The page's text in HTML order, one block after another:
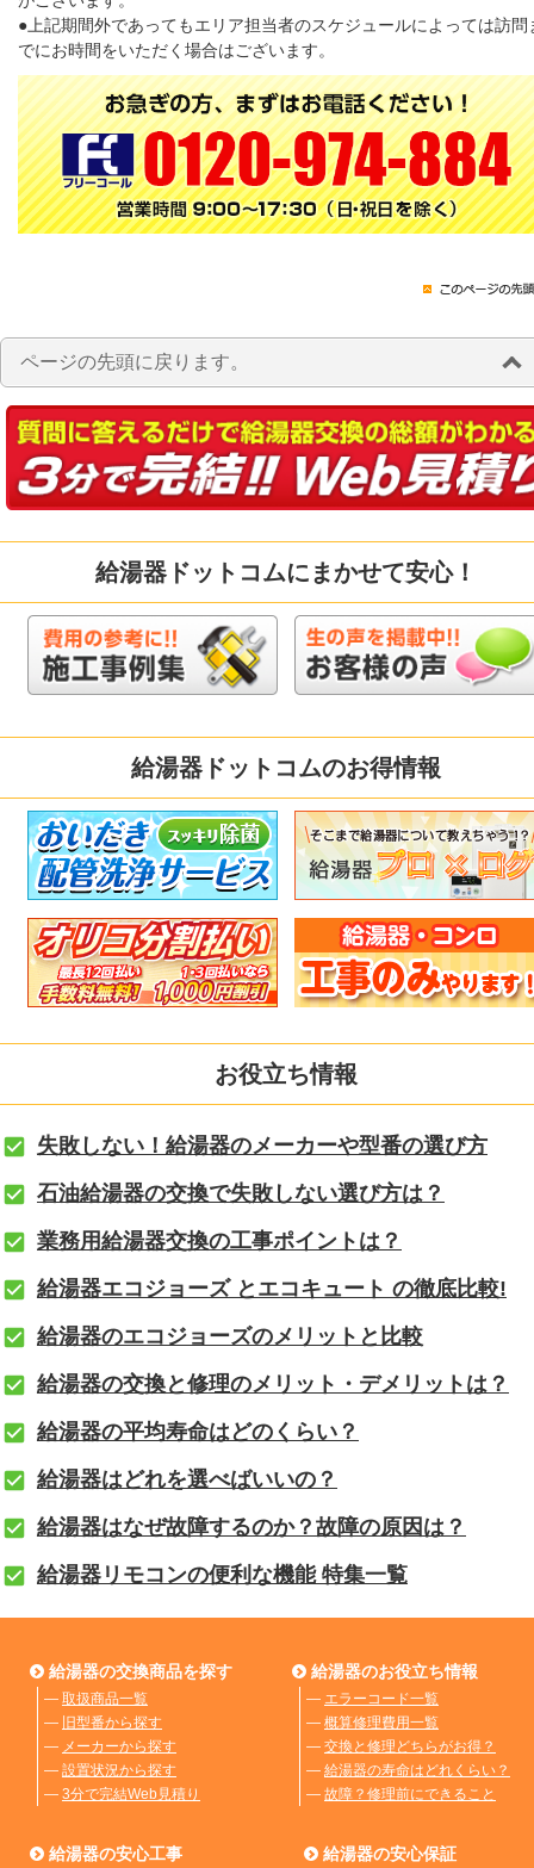
●上記期間外であってもエリア担当者のスケジュールによっては訪問
でにお時間をいただく場合はございます。
ページの先頭に戻ります。
給湯器ドットコムにまかせて安心！
給湯器ドットコムのお得情報
お役立ち情報
失敗しない！給湯器のメーカーや型番の選び方
石油給湯器の交換で失敗しない選び方は？
業務用給湯器交換の工事ポイントは？
給湯器エコジョーズ とエコキュート の徹底比較!
給湯器のエコジョーズのメリットと比較
給湯器の交換と修理のメリット・デメリットは？
給湯器の平均寿命はどのくらい？
給湯器はどれを選べばいいの？
給湯器はなぜ故障するのか？故障の原因は？
給湯器リモコンの便利な機能 特集一覧
給湯器の交換商品を探す
― 取扱商品一覧
― 旧型番から探す
― メーカーから探す
― 設置状況から探す
― 3分で完結Web見積り
給湯器のお役立ち情報
― エラーコード一覧
― 概算修理費用一覧
― 交換と修理どちらがお得？
― 給湯器の寿命はどれくらい？
― 故障？修理前にできること
給湯器の安心工事 給湯器の安心保証